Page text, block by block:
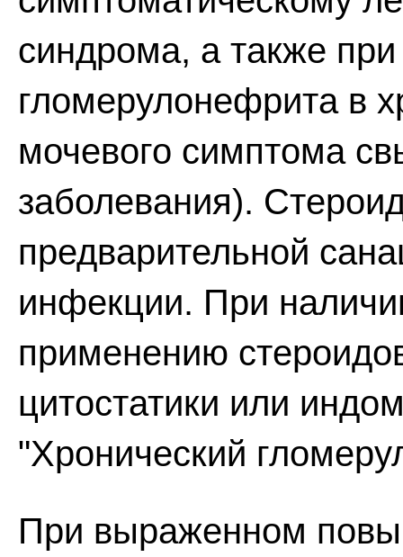
синдрома, а также при
гломерулонефрита в
мочевого симптома
заболевания).
предварительной
инфекции. При
применению
цитостатики или
"Хронический
При выраженном